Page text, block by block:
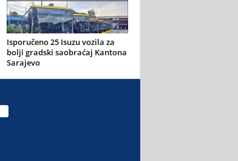
Isporučeno 25 Isuzu vozila za
bolji gradski saobraćaj Kantona
Sarajevo